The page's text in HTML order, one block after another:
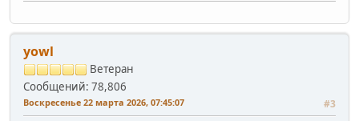
yowl
Ветеран
Сообщений: 78,806
Воскресенье 22 марта 2026, 07:45:07 #3